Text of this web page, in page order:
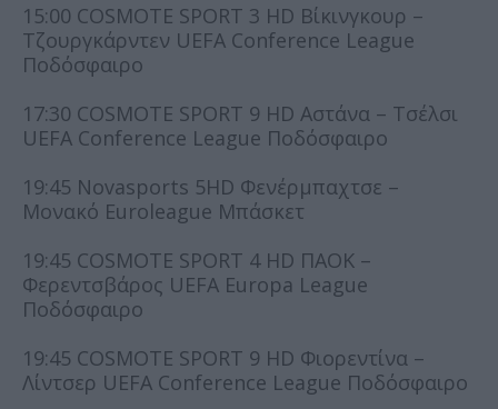
15:00 COSMOTE SPORT 3 HD Βίκινγκουρ –
Τζουργκάρντεν UEFA Conference League
Ποδόσφαιρο
17:30 COSMOTE SPORT 9 HD Αστάνα – Τσέλσι
UEFA Conference League Ποδόσφαιρο
19:45 Novasports 5HD Φενέρμπαχτσε –
Μονακό Euroleague Μπάσκετ
19:45 COSMOTE SPORT 4 HD ΠΑΟΚ –
Φερεντσβάρος UEFA Europa League
Ποδόσφαιρο
19:45 COSMOTE SPORT 9 HD Φιορεντίνα –
Λίντσερ UEFA Conference League Ποδόσφαιρο